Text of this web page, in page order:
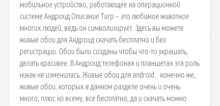
мобильное устройство, работающее на операционной
системе Андроид.Описание Тигр – это любимое животное
многих людей, ведь он символизирует. Здесь вы можете
живые обои для Андроид скачать бесплатно и без
регистрации. Обои были созданы чтобы что-то украшать,
делать красивее. В Андроид телефонах и планшетах эта роль
никак не изменилась. Живые обои для android. . конечно же,
живые обои, которых в данном разделе очень и очень
много, плюс ко всему, все бесплатно, да и скачать можно